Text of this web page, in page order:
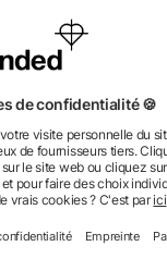
dès 2,45 €
des